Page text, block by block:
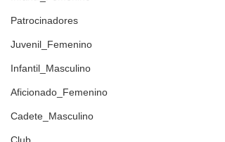
Patrocinadores
Juvenil_Femenino
Infantil_Masculino
Aficionado_Femenino
Cadete_Masculino